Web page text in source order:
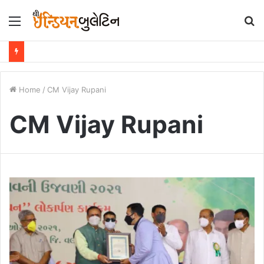
Menu
Home / CM Vijay Rupani
CM Vijay Rupani